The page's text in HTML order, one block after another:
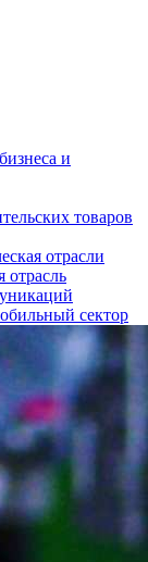
и
товаров
отрасли
отрасль
сектор